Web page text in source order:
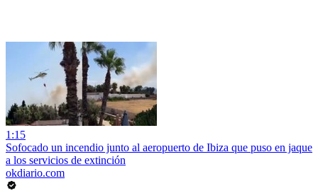
1:15
Sofocado un incendio junto al aeropuerto de Ibiza que puso en jaque
a los servicios de extinción
okdiario.com